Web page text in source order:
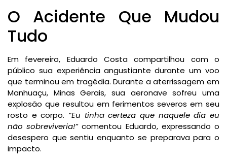
O Acidente Que Mudou
Tudo
Em fevereiro, Eduardo Costa compartilhou com o
público sua experiência angustiante durante um voo
que terminou em tragédia. Durante a aterrissagem em
Manhuaçu, Minas Gerais, sua aeronave sofreu uma
explosão que resultou em ferimentos severos em seu
rosto e corpo. “Eu tinha certeza que naquele dia eu
não sobreviveria!”comentou Eduardo, expressando o
desespero que sentiu enquanto se preparava para o
impacto.